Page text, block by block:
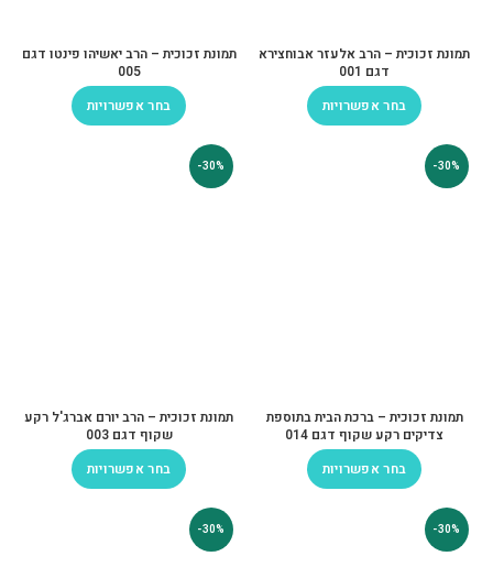
תמונת זכוכית – הרב אלעזר אבוחצירא
דגם 001
בחר אפשרויות
תמונת זכוכית – הרב יאשיהו פינטו דגם
005
בחר אפשרויות
-30%
תמונת זכוכית – ברכת הבית בתוספת
צדיקים רקע שקוף דגם 014
בחר אפשרויות
-30%
תמונת זכוכית – הרב יורם אברג'ל רקע
שקוף דגם 003
בחר אפשרויות
-30%
-30%